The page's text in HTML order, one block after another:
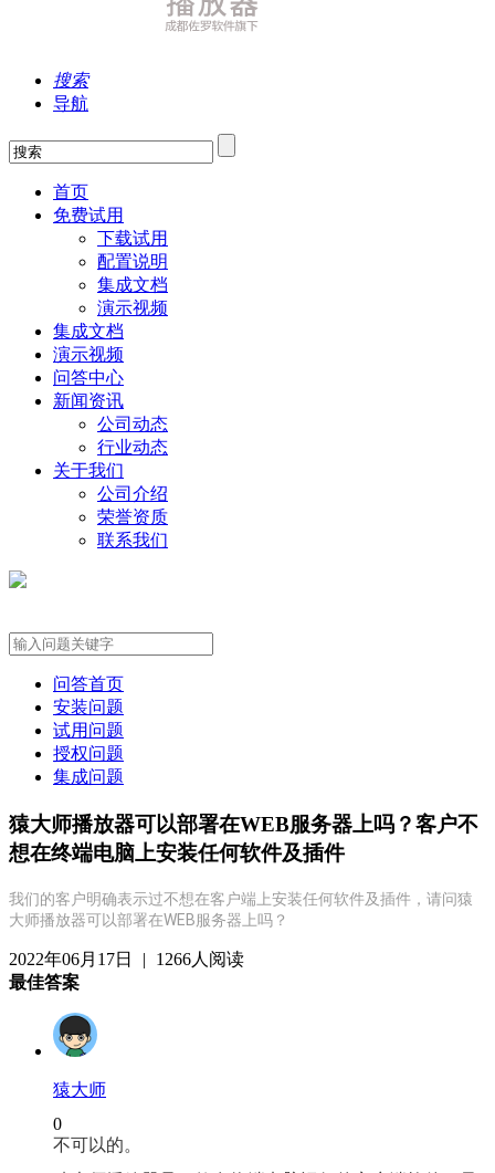
搜索
导航
首页
免费试用
下载试用
配置说明
集成文档
演示视频
集成文档
演示视频
问答中心
新闻资讯
公司动态
行业动态
关于我们
公司介绍
荣誉资质
联系我们
问答首页
安装问题
试用问题
授权问题
集成问题
猿大师播放器可以部署在WEB服务器上吗？客户不
想在终端电脑上安装任何软件及插件
我们的客户明确表示过不想在客户端上安装任何软件及插件，请问猿
大师播放器可以部署在WEB服务器上吗？
2022年06月17日 |
1266人阅读
最佳答案
猿大师
0
不可以的。